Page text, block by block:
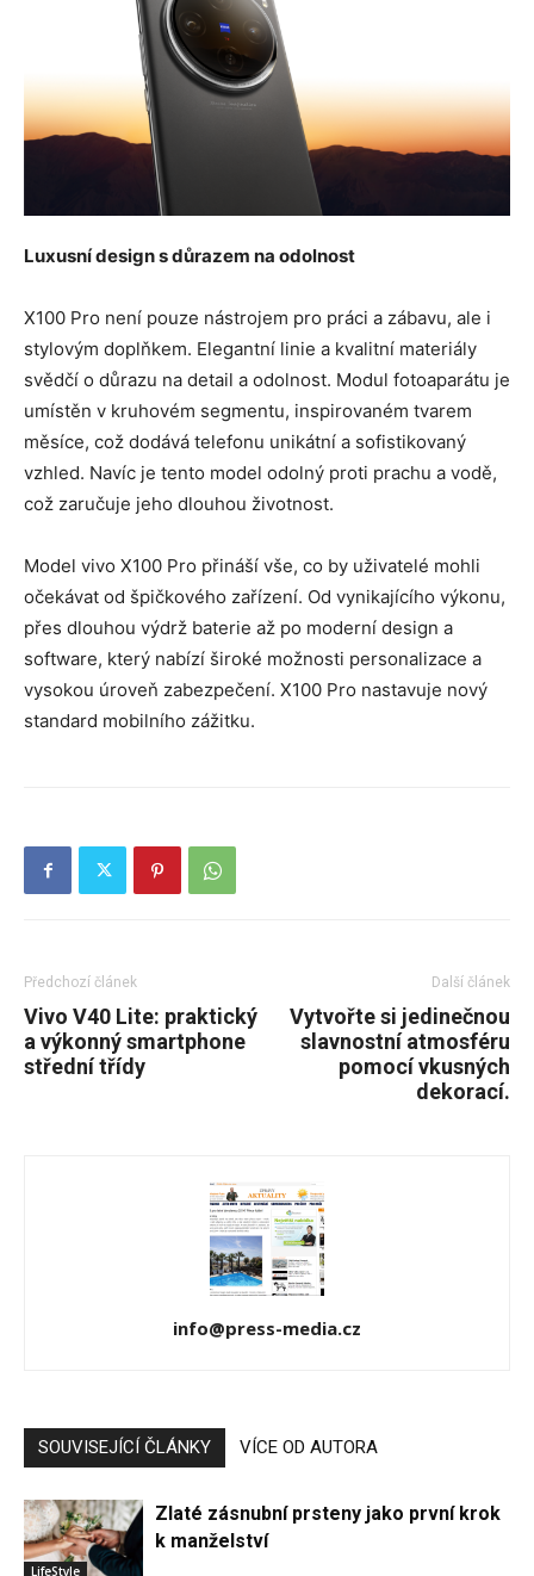
Luxusní design s důrazem na odolnost
X100 Pro není pouze nástrojem pro práci a zábavu, ale i
stylovým doplňkem. Elegantní linie a kvalitní materiály
svědčí o důrazu na detail a odolnost. Modul fotoaparátu je
umístěn v kruhovém segmentu, inspirovaném tvarem
měsíce, což dodává telefonu unikátní a sofistikovaný
vzhled. Navíc je tento model odolný proti prachu a vodě,
což zaručuje jeho dlouhou životnost.
Model vivo X100 Pro přináší vše, co by uživatelé mohli
očekávat od špičkového zařízení. Od vynikajícího výkonu,
přes dlouhou výdrž baterie až po moderní design a
software, který nabízí široké možnosti personalizace a
vysokou úroveň zabezpečení. X100 Pro nastavuje nový
standard mobilního zážitku.
Předchozí článek
Vivo V40 Lite: praktický
a výkonný smartphone
střední třídy
Další článek
Vytvořte si jedinečnou
slavnostní atmosféru
pomocí vkusných
dekorací.
info@press-media.cz
SOUVISEJÍCÍ ČLÁNKY VÍCE OD AUTORA
LifeStyle
Zlaté zásnubní prsteny jako první krok
k manželství